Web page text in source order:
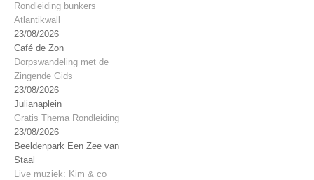
Rondleiding bunkers
Atlantikwall
23/08/2026
Café de Zon
Dorpswandeling met de
Zingende Gids
23/08/2026
Julianaplein
Gratis Thema Rondleiding
23/08/2026
Beeldenpark Een Zee van
Staal
Live muziek: Kim & co